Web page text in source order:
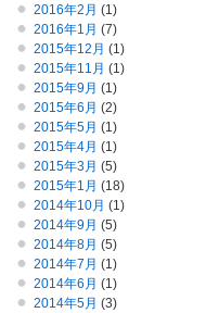
2016年2月 (1)
2016年1月 (7)
2015年12月 (1)
2015年11月 (1)
2015年9月 (1)
2015年6月 (2)
2015年5月 (1)
2015年4月 (1)
2015年3月 (5)
2015年1月 (18)
2014年10月 (1)
2014年9月 (5)
2014年8月 (5)
2014年7月 (1)
2014年6月 (1)
2014年5月 (3)